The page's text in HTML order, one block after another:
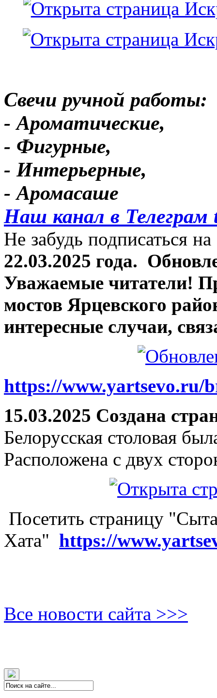
Свечи ручной работы:
- Ароматические,
- Фигурные,
- Интерьерные,
- Аромасаше
Наш канал в Телеграм
Не забудь подписаться
22.03.2025 года.
Уважаемые читатели!
мостов Ярцевского
интересные случаи,
https://www.yartsevo.ru/
15.03.2025 Создана
Белорусская столовая
Расположена с двух
Посетить страницу
Хата" https://
Все новости сайта >>>